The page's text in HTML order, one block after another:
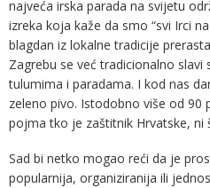
najveća irska parada na svijetu
izreka koja kaže da smo “svi Irci
blagdan iz lokalne tradicije
Zagrebu se već tradicionalno slavi
tulumima i paradama. I kod nas
zeleno pivo. Istodobno više od 90
pojma tko je zaštitnik Hrvatske, ni
Sad bi netko mogao reći da je
popularnija, organiziranija ili